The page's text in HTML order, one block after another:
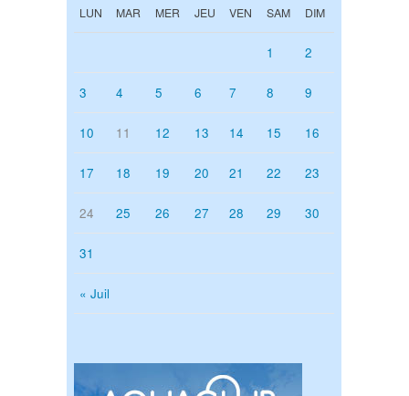
LUN MAR MER JEU VEN SAM DIM
« Juil
1 2
3 4 5 6 7 8 9
10 11 12 13 14 15 16
17 18 19 20 21 22 23
24 25 26 27 28 29 30
31